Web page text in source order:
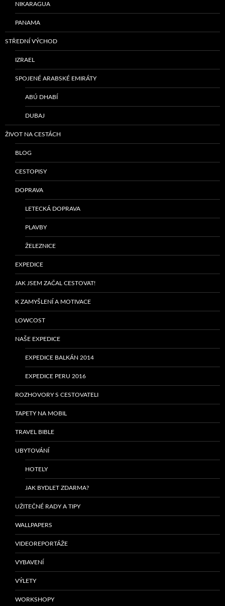
NIKARAGUA
PANAMA
STŘEDNÍ VÝCHOD
IZRAEL
SPOJENÉ ARABSKÉ EMIRÁTY
ABÚ DHABÍ
DUBAJ
ŽIVOT NA CESTÁCH
BLOG
CESTOPISY
DOPRAVA
LETECKÁ DOPRAVA
PLAVBY
ŽELEZNICE
EXPEDICE
JAK JSEM ZAČAL CESTOVAT!
K ZAMYŠLENÍ A MOTIVACE
LOWCOST
NAŠE EXPEDICE
EXPEDICE BALKÁN 2014
EXPEDICE PERU 2016
ROZHOVORY S CESTOVATELI
TAPETY NA MOBIL
TRAVEL BIBLE
UBYTOVÁNÍ
HOTELY
JAK BYDLET ZDARMA?
UŽITEČNÉ RADY A TIPY
WALLPAPERS
VIDEOREPORTÁŽE
VYBAVENÍ
VÝLETY
WORKSHOPY